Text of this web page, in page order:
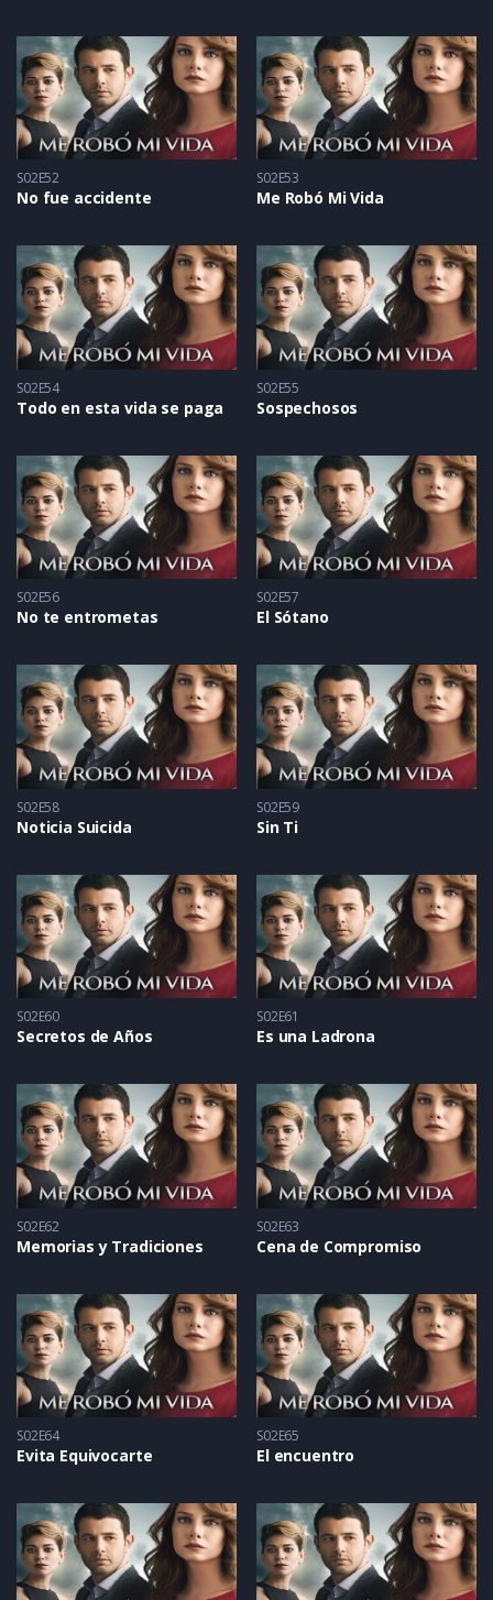
S02E52
No fue accidente
S02E53
Me Robó Mi Vida
S02E54
Todo en esta vida se paga
S02E55
Sospechosos
S02E56
No te entrometas
S02E57
El Sótano
S02E58
Noticia Suicida
S02E59
Sin Ti
S02E60
Secretos de Años
S02E61
Es una Ladrona
S02E62
Memorias y Tradiciones
S02E63
Cena de Compromiso
S02E64
Evita Equivocarte
S02E65
El encuentro